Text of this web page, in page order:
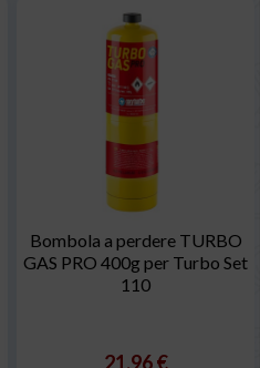
Bombola a perdere TURBO
GAS PRO 400g per Turbo Set
110
21,96 €